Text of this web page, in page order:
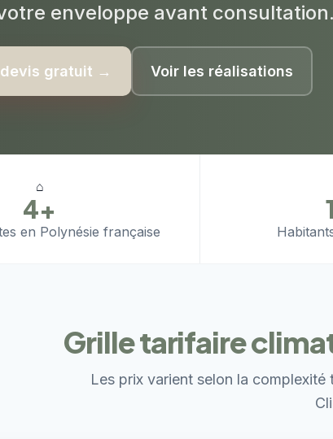
enveloppe avant consultation.
gratuit → Voir les réalisations
⌂
4+
en Polynésie française
Grille tarifaire
Les prix varient selon la